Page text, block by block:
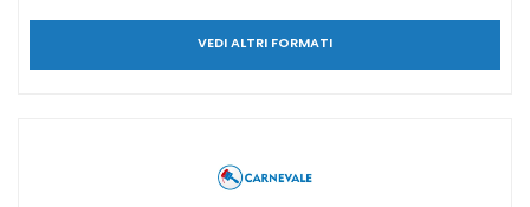
VEDI ALTRI FORMATI